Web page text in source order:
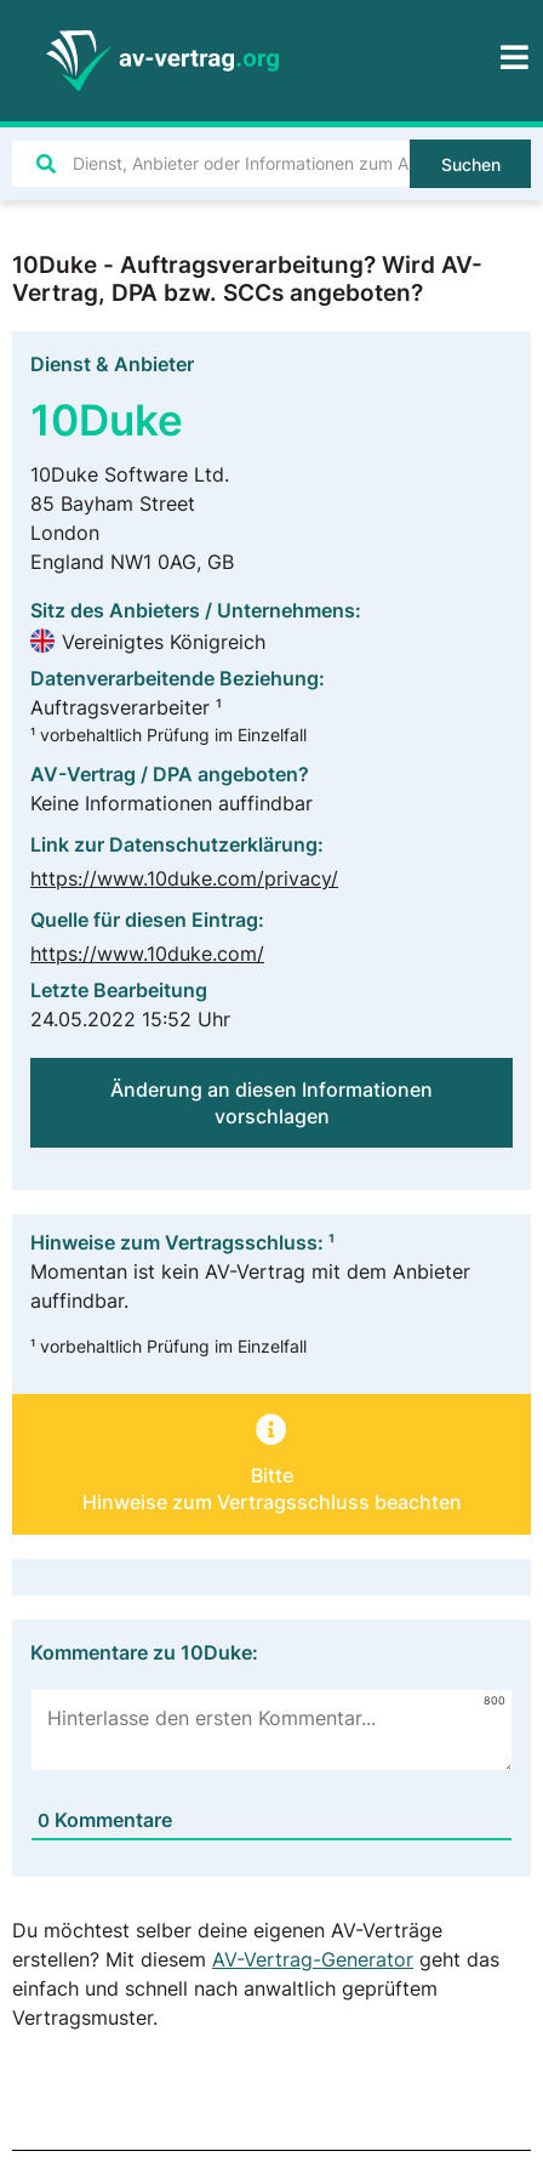
Suchen
10Duke - Auftragsverarbeitung? Wird AV-
Vertrag, DPA bzw. SCCs angeboten?
Dienst & Anbieter
10Duke
10Duke Software Ltd.
85 Bayham Street
London
England NW1 0AG, GB
Sitz des Anbieters / Unternehmens:
Vereinigtes Königreich
Datenverarbeitende Beziehung:
Auftragsverarbeiter ¹
¹ vorbehaltlich Prüfung im Einzelfall
AV-Vertrag / DPA angeboten?
Keine Informationen auffindbar
Link zur Datenschutzerklärung:
https://www.10duke.com/privacy/
Quelle für diesen Eintrag:
https://www.10duke.com/
Letzte Bearbeitung
24.05.2022 15:52 Uhr
Änderung an diesen Informationen
vorschlagen
Hinweise zum Vertragsschluss: ¹
Momentan ist kein AV-Vertrag mit dem Anbieter
auffindbar.
¹ vorbehaltlich Prüfung im Einzelfall
Bitte
Hinweise zum Vertragsschluss beachten
Kommentare zu 10Duke:
800
0 Kommentare
Du möchtest selber deine eigenen AV-Verträge
erstellen? Mit diesem AV-Vertrag-Generator geht das
einfach und schnell nach anwaltlich geprüftem
Vertragsmuster.